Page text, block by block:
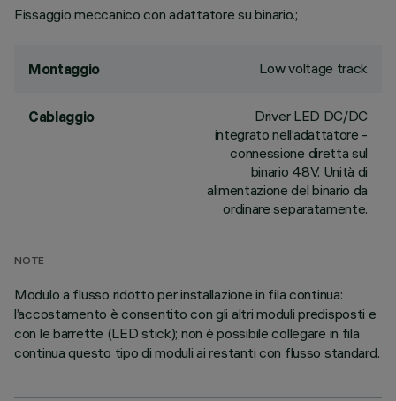
Fissaggio meccanico con adattatore su binario.;
Montaggio Low voltage track
Cablaggio
Driver LED DC/DC
integrato nell’adattatore -
connessione diretta sul
binario 48V. Unità di
alimentazione del binario da
ordinare separatamente.
NOTE
Modulo a flusso ridotto per installazione in fila continua:
l’accostamento è consentito con gli altri moduli predisposti e
con le barrette (LED stick); non è possibile collegare in fila
continua questo tipo di moduli ai restanti con flusso standard.